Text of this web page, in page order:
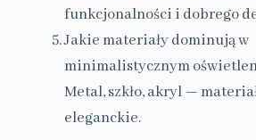
funkcjonalności i dobrego
Jakie materiały dominują w
minimalistycznym
Metal, szkło, akryl —
eleganckie.